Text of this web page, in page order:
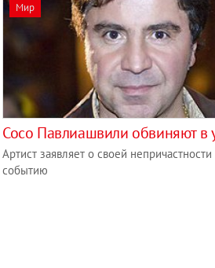
Мир
Сосо Павлиашвили обвиняют в
Артист заявляет о своей
событию